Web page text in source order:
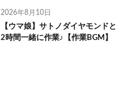
2026年8月10日
【ウマ娘】サトノダイヤモンドと
2時間一緒に作業♪【作業BGM】